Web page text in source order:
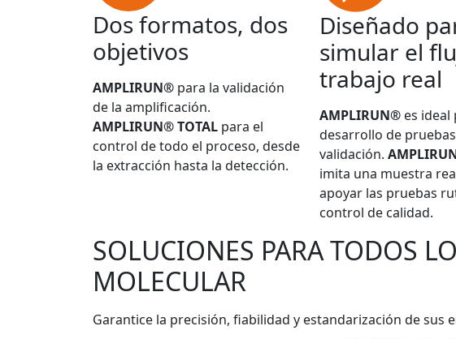
Dos formatos, dos
objetivos
AMPLIRUN® para la validación
de la amplificación.
AMPLIRUN® TOTAL para el
control de todo el proceso, desde
la extracción hasta la detección.
Diseñado
simular el
trabajo real
AMPLIRUN® es ideal
desarrollo de
validación.
imita una muestra
apoyar las pruebas
control de calidad.
SOLUCIONES PARA TODOS
MOLECULAR
Garantice la precisión, fiabilidad y estandarización de sus